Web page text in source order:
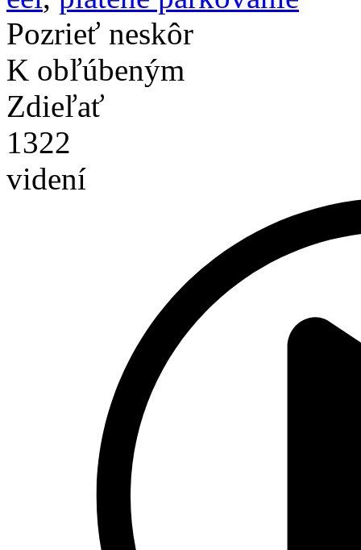
Pozrieť neskôr
K obľúbeným
Zdieľať
1322
videní